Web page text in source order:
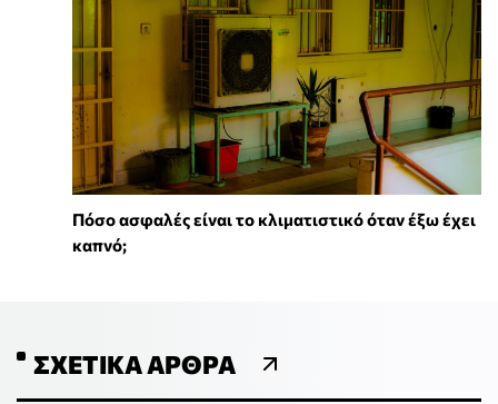
Πόσο ασφαλές είναι το κλιματιστικό όταν έξω έχει
καπνό;
ΣΧΕΤΙΚΆ ΆΡΘΡΑ